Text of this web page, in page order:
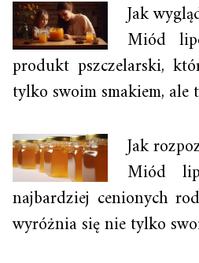
Jak
Miód
produkt pszczelarski,
tylko swoim smakiem,
Jak
Miód
najbardziej cenionych
wyróżnia się nie tylko